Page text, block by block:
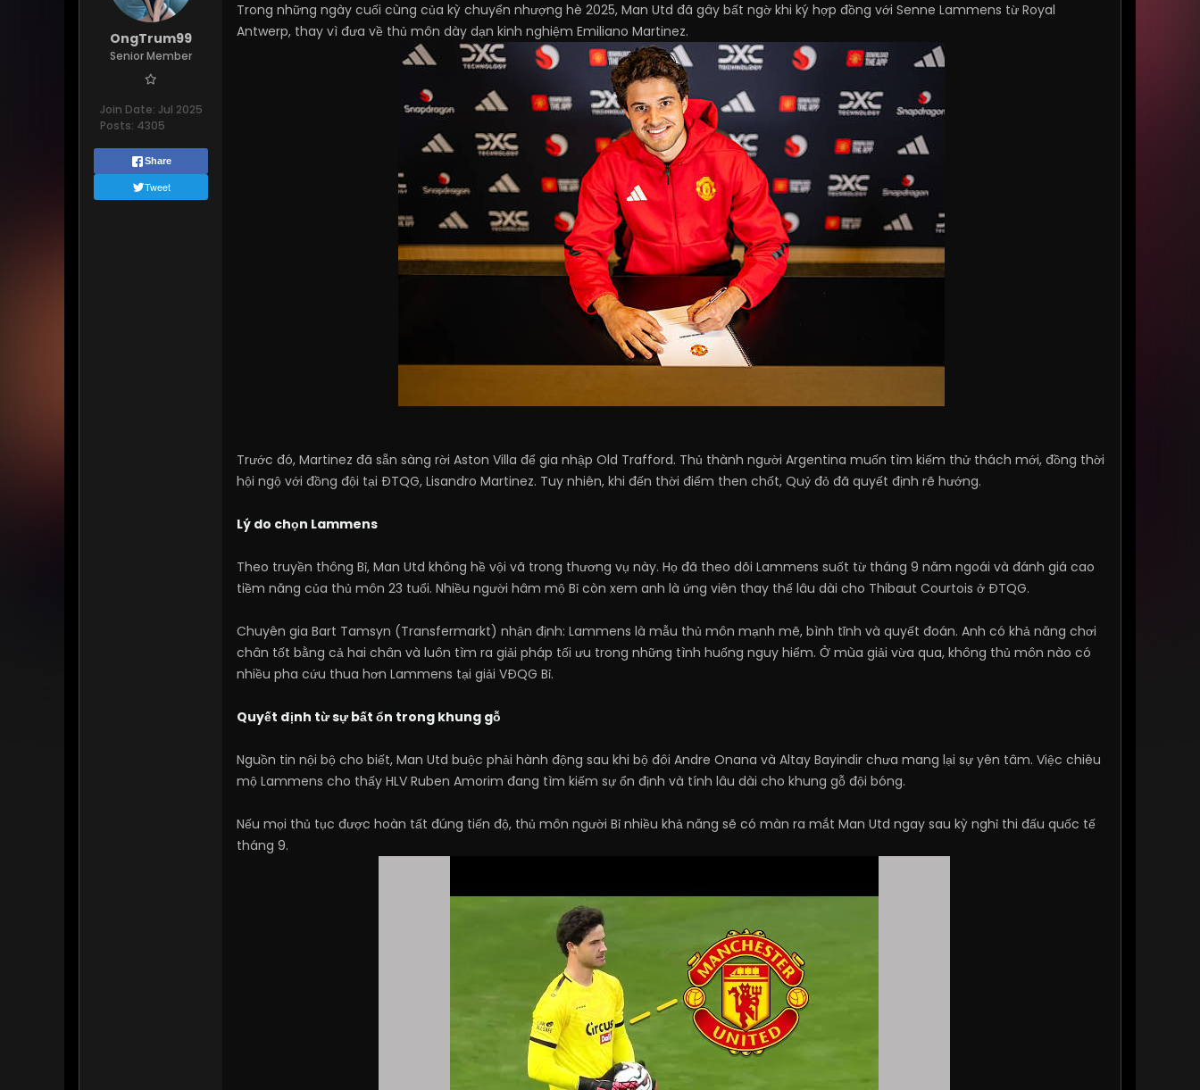
OngTrum99
Senior Member
Join Date: Jul 2025
Posts: 4305
Share
Tweet
Trong những ngày cuối cùng của kỳ chuyển nhượng hè 2025, Man Utd đã gây bất ngờ khi ký hợp đồng với Senne Lammens từ Royal
Antwerp, thay vì đưa về thủ môn dày dạn kinh nghiệm Emiliano Martinez.
Trước đó, Martinez đã sẵn sàng rời Aston Villa để gia nhập Old Trafford. Thủ thành người Argentina muốn tìm kiếm thử thách mới, đồng thời
hội ngộ với đồng đội tại ĐTQG, Lisandro Martinez. Tuy nhiên, khi đến thời điểm then chốt, Quỷ đỏ đã quyết định rẽ hướng.
Lý do chọn Lammens
Theo truyền thông Bỉ, Man Utd không hề vội vã trong thương vụ này. Họ đã theo dõi Lammens suốt từ tháng 9 năm ngoái và đánh giá cao
tiềm năng của thủ môn 23 tuổi. Nhiều người hâm mộ Bỉ còn xem anh là ứng viên thay thế lâu dài cho Thibaut Courtois ở ĐTQG.
Chuyên gia Bart Tamsyn (Transfermarkt) nhận định: Lammens là mẫu thủ môn mạnh mẽ, bình tĩnh và quyết đoán. Anh có khả năng chơi
chân tốt bằng cả hai chân và luôn tìm ra giải pháp tối ưu trong những tình huống nguy hiểm. Ở mùa giải vừa qua, không thủ môn nào có
nhiều pha cứu thua hơn Lammens tại giải VĐQG Bỉ.
Quyết định từ sự bất ổn trong khung gỗ
Nguồn tin nội bộ cho biết, Man Utd buộc phải hành động sau khi bộ đôi Andre Onana và Altay Bayindir chưa mang lại sự yên tâm. Việc chiêu
mộ Lammens cho thấy HLV Ruben Amorim đang tìm kiếm sự ổn định và tính lâu dài cho khung gỗ đội bóng.
Nếu mọi thủ tục được hoàn tất đúng tiến độ, thủ môn người Bỉ nhiều khả năng sẽ có màn ra mắt Man Utd ngay sau kỳ nghỉ thi đấu quốc tế
tháng 9.